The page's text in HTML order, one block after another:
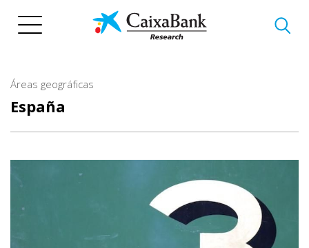
Áreas geográficas
España